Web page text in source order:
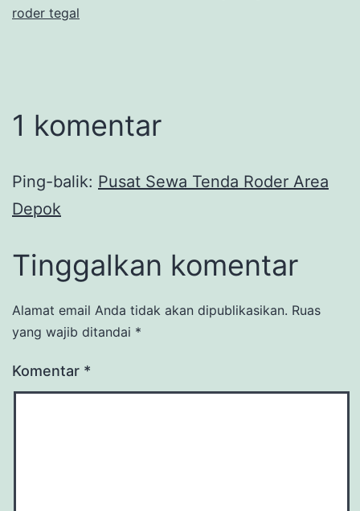
roder tegal
1 komentar
Ping-balik: Pusat Sewa Tenda Roder Area
Depok
Tinggalkan komentar
Alamat email Anda tidak akan dipublikasikan. Ruas
yang wajib ditandai *
Komentar *